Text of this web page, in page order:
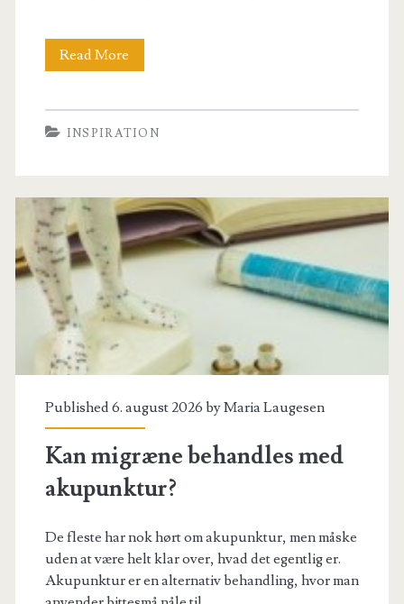
Read More
når
du
for
migræne
INSPIRATION
Published 6. august 2026 byMaria Laugesen
Kan migræne behandles med
akupunktur?
De fleste har nok hørt om akupunktur, men måske
uden at være helt klar over, hvad det egentlig er.
Akupunktur er en alternativ behandling, hvor man